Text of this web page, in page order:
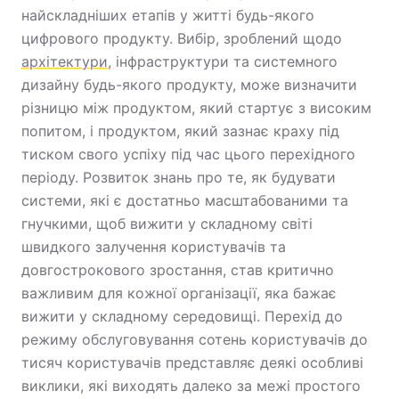
найскладніших етапів у житті будь-якого
цифрового продукту. Вибір, зроблений щодо
архітектури, інфраструктури та системного
дизайну будь-якого продукту, може визначити
різницю між продуктом, який стартує з високим
попитом, і продуктом, який зазнає краху під
тиском свого успіху під час цього перехідного
періоду. Розвиток знань про те, як будувати
системи, які є достатньо масштабованими та
гнучкими, щоб вижити у складному світі
швидкого залучення користувачів та
довгострокового зростання, став критично
важливим для кожної організації, яка бажає
вижити у складному середовищі. Перехід до
режиму обслуговування сотень користувачів до
тисяч користувачів представляє деякі особливі
виклики, які виходять далеко за межі простого